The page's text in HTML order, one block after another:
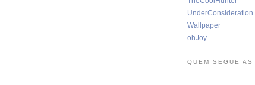
UnderConsideration
Wallpaper
ohJoy
QUEM SEGUE